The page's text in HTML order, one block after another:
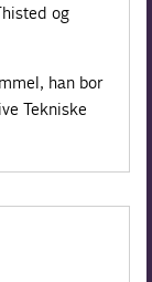
og
han bor
Tekniske